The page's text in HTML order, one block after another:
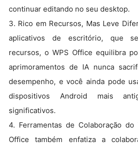
continuar editando no seu desktop.
3. Rico em Recursos, Mas Leve
aplicativos de escritório, que
recursos, o WPS Office equilibra
aprimoramentos de IA nunca
desempenho, e você ainda pode
dispositivos Android mais
significativos.
4. Ferramentas de Colaboração do
Office também enfatiza a